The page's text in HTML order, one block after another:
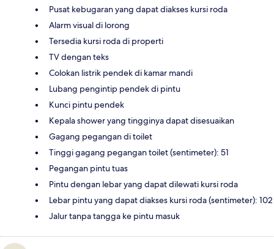
Pusat kebugaran yang dapat diakses kursi roda
Alarm visual di lorong
Tersedia kursi roda di properti
TV dengan teks
Colokan listrik pendek di kamar mandi
Lubang pengintip pendek di pintu
Kunci pintu pendek
Kepala shower yang tingginya dapat disesuaikan
Gagang pegangan di toilet
Tinggi gagang pegangan toilet (sentimeter): 51
Pegangan pintu tuas
Pintu dengan lebar yang dapat dilewati kursi roda
Lebar pintu yang dapat diakses kursi roda (sentimeter): 102
Jalur tanpa tangga ke pintu masuk